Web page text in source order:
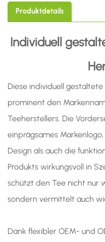
Produktdetails
Individuell
Diese individuell
prominent den
Teeherstellers. Die
einprägsames
Design als auch die
Produkts wirkungsvoll in
schützt den Tee nicht nur
sondern vermittelt auch
Dank flexibler OEM- und